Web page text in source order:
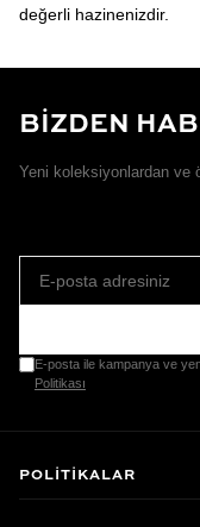
değerli hazinenizdir.
BİZDEN
Yeni koleksiyonlardan ve
E-posta ile kampanya ve
Politikası
POLITIKALAR